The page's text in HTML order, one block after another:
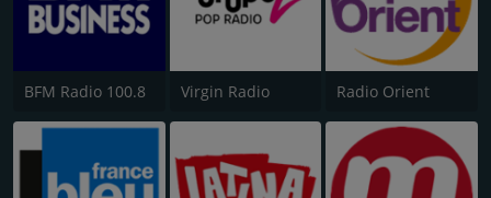
BFM Radio 100.8 Virgin Radio Radio Orient